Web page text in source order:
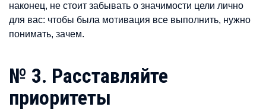
наконец, не стоит забывать о значимости цели лично
для вас: чтобы была мотивация все выполнить, нужно
понимать, зачем.
№ 3. Расставляйте
приоритеты